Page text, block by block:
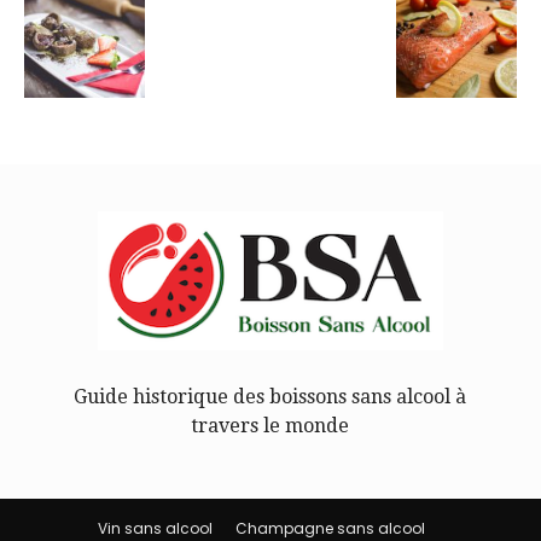
Guide historique des boissons sans alcool à
travers le monde
Vin sans alcool Champagne sans alcool